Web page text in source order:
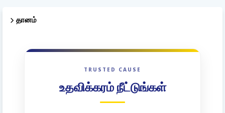
தானம்
TRUSTED CAUSE
உதவிக்கரம் நீட்டுங்கள்